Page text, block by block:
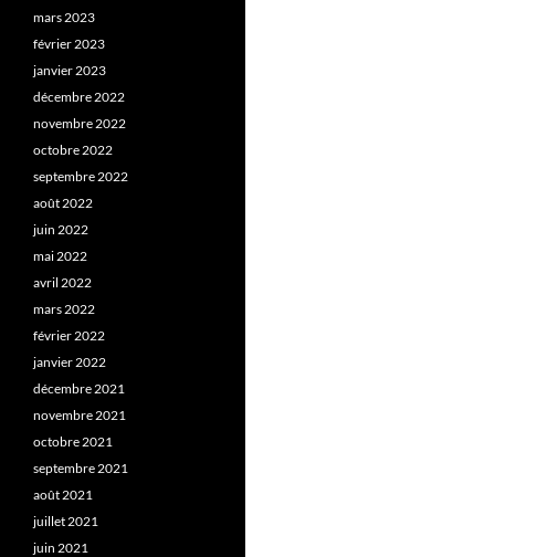
mars 2023
février 2023
janvier 2023
décembre 2022
novembre 2022
octobre 2022
septembre 2022
août 2022
juin 2022
mai 2022
avril 2022
mars 2022
février 2022
janvier 2022
décembre 2021
novembre 2021
octobre 2021
septembre 2021
août 2021
juillet 2021
juin 2021